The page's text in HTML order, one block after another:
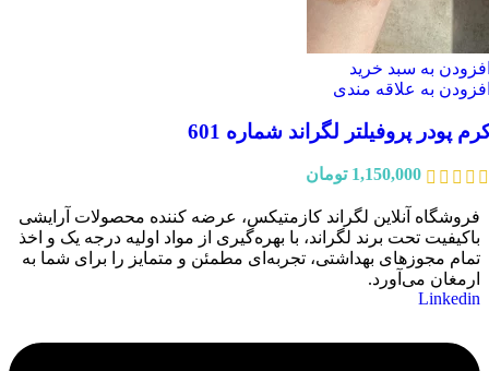
به سبد خرید
به علاقه مندی
پودر پروفیلتر لگراند شماره 601
1,150,000 تومان
فروشگاه آنلاین لگراند کازمتیکس، عرضه‌ کننده محصولات آرایشی
باکیفیت تحت برند لگراند، با بهره‌گیری از مواد اولیه درجه یک و اخذ
تمام مجوزهای بهداشتی، تجربه‌ای مطمئن و متمایز را برای شما به
ارمغان می‌آورد.
Linkedin